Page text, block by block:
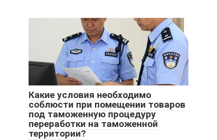
Какие условия необходимо
соблюсти при помещении товаров
под таможенную процедуру
переработки на таможенной
территории?